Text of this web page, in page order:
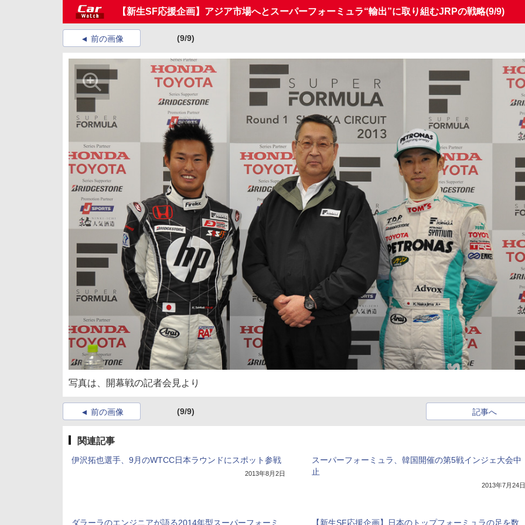
【新生SF応援企画】アジア市場へとスーパーフォーミュラ“輸出”に取り組むJRPの戦略(9/9)
前の画像 (9/9)
写真は、開幕戦の記者会見より
前の画像 (9/9) 記事へ
関連記事
伊沢拓也選手、9月のWTCC日本ラウンドにスポット参戦
2013年8月2日
スーパーフォーミュラ、韓国開催の第5戦インジェ大会中
止
2013年7月24日
ダラーラのエンジニアが語る2014年型スーパーフォーミ 【新生SF応援企画】日本のトップフォーミュラの足を数